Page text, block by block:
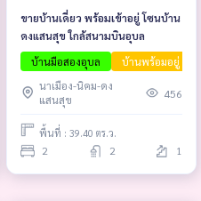
อสังหาน่าลงทุน
ขายบ้านเดี่ยว พร้อมเข้าอยู่ โซนบ้าน
ดงแสนสุข ใกล้สนามบินอุบล
บ้านมือสองอุบล
บ้านพร้อมอยู่
นาเมือง-นิคม-ดง
แสนสุข
456
พื้นที่ : 39.40 ตร.ว.
2 2 1